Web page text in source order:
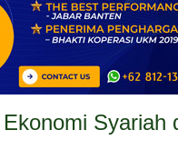
Syariah